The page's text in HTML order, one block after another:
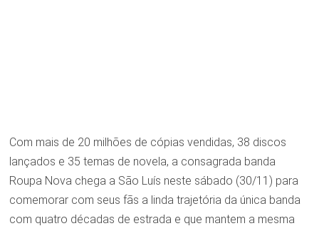
Com mais de 20 milhões de cópias vendidas, 38 discos
lançados e 35 temas de novela, a consagrada banda
Roupa Nova chega a São Luís neste sábado (30/11) para
comemorar com seus fãs a linda trajetória da única banda
com quatro décadas de estrada e que mantem a mesma